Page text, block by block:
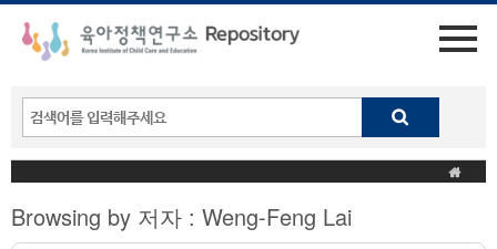
Browsing by 저자 : Weng-Feng Lai